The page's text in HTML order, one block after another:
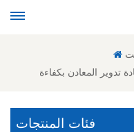
تدوير المعادن بكفاءة
فئات المنتجات